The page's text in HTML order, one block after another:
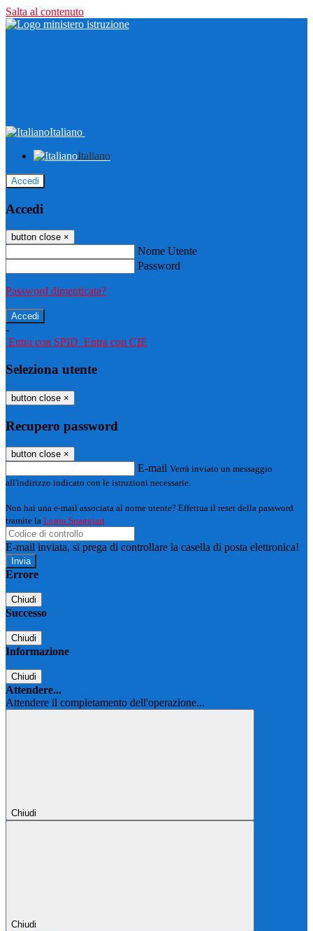
Salta al contenuto
Italiano
Italiano
Accedi
Accedi
button close ×
Nome Utente
Password
Password dimenticata?
-
Entra con SPID Entra con CIE
Seleziona utente
button close ×
Recupero password
button close ×
E-mail Verrà inviato un messaggio
all'indirizzo indicato con le istruzioni necessarie.
Non hai una e-mail associata al nome utente? Effettua il reset della password
tramite la Login Spaggiari
E-mail inviata, si prega di controllare la casella di posta elettronica!
Errore
Chiudi
Successo
Chiudi
Informazione
Chiudi
Attendere...
Attendere il completamento dell'operazione...
Chiudi
Chiudi